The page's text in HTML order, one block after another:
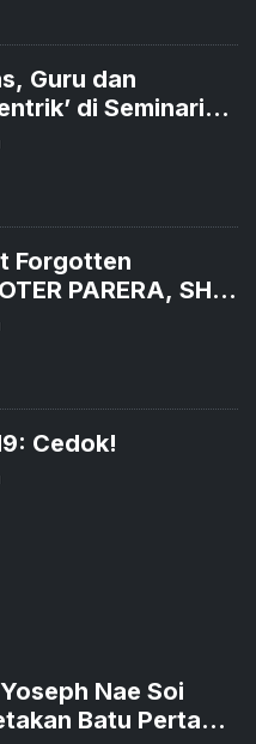
Guru dan
di Seminari
Berpulang, RIP
Forgotten
PARERA, SH,
April 1949;
2021)
Cedok!
Nae Soi
Batu Pertama